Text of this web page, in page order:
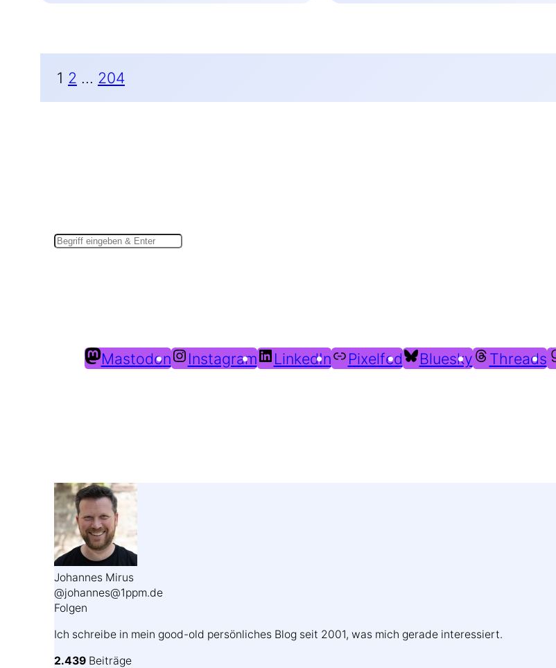
1 2 … 204
Mastodon Instagram LinkedIn Pixelfed Bluesky Threads
Johannes Mirus
@johannes@1ppm.de
Folgen
Ich schreibe in mein good-old persönliches Blog seit 2001, was mich gerade interessiert.
2.439 Beiträge